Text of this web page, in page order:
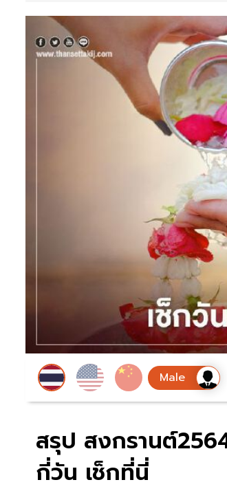
สรุป สงกรานต์
กี่วัน เช็กที่นี่